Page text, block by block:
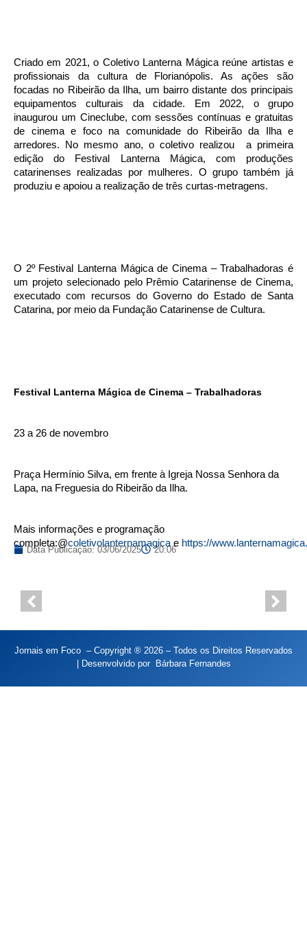
Criado em 2021, o Coletivo Lanterna Mágica reúne artistas e
profissionais da cultura de Florianópolis. As ações são
focadas no Ribeirão da Ilha, um bairro distante dos principais
equipamentos culturais da cidade. Em 2022, o grupo
inaugurou um Cineclube, com sessões contínuas e gratuitas
de cinema e foco na comunidade do Ribeirão da Ilha e
arredores. No mesmo ano, o coletivo realizou a primeira
edição do Festival Lanterna Mágica, com produções
catarinenses realizadas por mulheres. O grupo também já
produziu e apoiou a realização de três curtas-metragens.
O 2º Festival Lanterna Mágica de Cinema – Trabalhadoras é
um projeto selecionado pelo Prêmio Catarinense de Cinema,
executado com recursos do Governo do Estado de Santa
Catarina, por meio da Fundação Catarinense de Cultura.
Festival Lanterna Mágica de Cinema – Trabalhadoras
23 a 26 de novembro
Praça Hermínio Silva, em frente à Igreja Nossa Senhora da
Lapa, na Freguesia do Ribeirão da Ilha.
Mais informações e programação
completa:@coletivolanternamagica e https://
Data Publicação: 03/06/2025 20:06
Jornais em Foco – Copyright ® 2026 – Todos os Direitos Reservados
| Desenvolvido por Bárbara Fernandes